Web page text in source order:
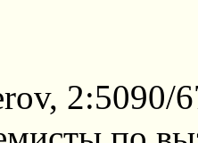
2:5090/